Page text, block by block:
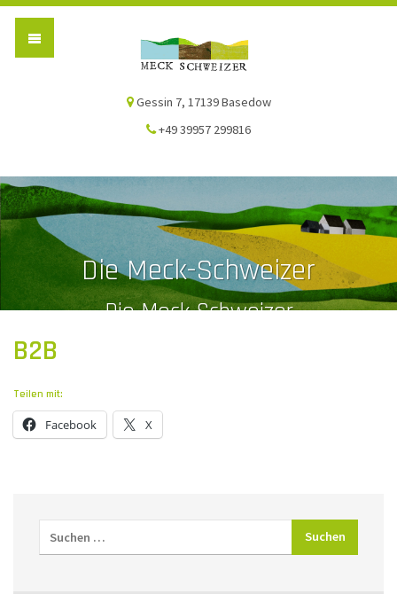
Gessin 7, 17139 Basedow
+49 39957 299816
Die Meck-Schweizer
Die Meck-Schweizer
B2B
Teilen mit:
Facebook X